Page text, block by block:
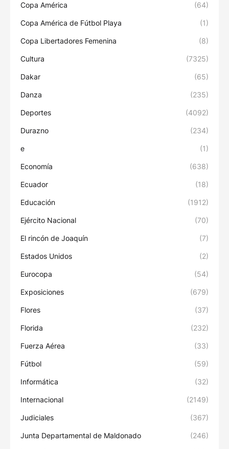
Copa América (64)
Copa América de Fútbol Playa (1)
Copa Libertadores Femenina (8)
Cultura (7325)
Dakar (65)
Danza (235)
Deportes (4092)
Durazno (234)
e (1)
Economía (638)
Ecuador (18)
Educación (1912)
Ejército Nacional (70)
El rincón de Joaquín (7)
Estados Unidos (2)
Eurocopa (54)
Exposiciones (679)
Flores (37)
Florida (232)
Fuerza Aérea (33)
Fútbol (59)
Informática (32)
Internacional (2149)
Judiciales (367)
Junta Departamental de Maldonado (246)